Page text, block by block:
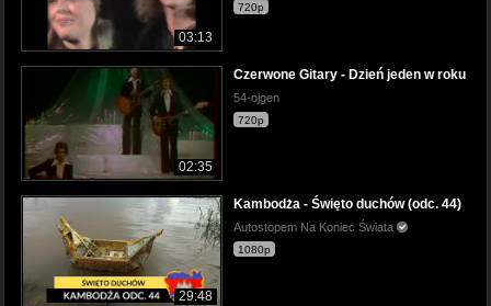
03:13
720p
02:35
Czerwone Gitary - Dzień jeden w roku
54-ojgen
720p
29:48
Kambodża - Święto duchów (odc. 44)
Autostopem Na Koniec Świata
1080p